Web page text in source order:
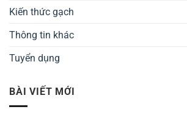
Kiến thức gạch
Thông tin khác
Tuyển dụng
BÀI VIẾT MỚI